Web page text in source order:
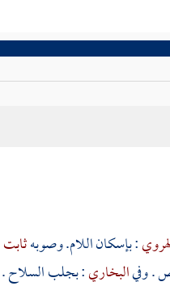
: بإسكان اللام. وصوبهثابت
. وفيالبخاري: بجلب السلاح .